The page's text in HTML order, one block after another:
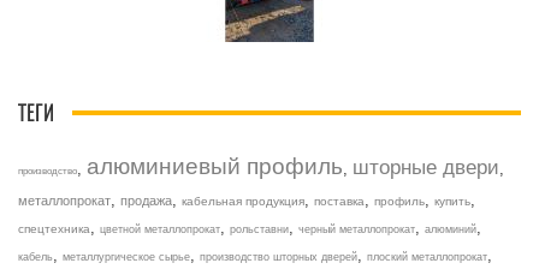
ТЕГИ
производство алюминиевый профиль шторные двери
металлопрокат продажа кабельная продукция поставка профиль купить
спецтехника цветной металлопрокат рольставни черный металлопрокат алюминий
кабель металлургическое сырье производство шторных дверей плоский металлопрокат